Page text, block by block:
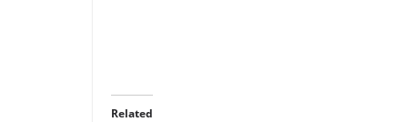
Related